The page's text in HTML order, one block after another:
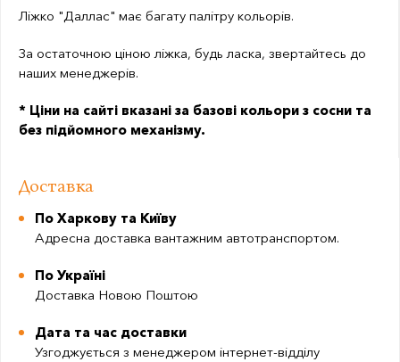
Ліжко "Даллас" має багату палітру кольорів.
За остаточною ціною ліжка, будь ласка, звертайтесь до
наших менеджерів.
* Ціни на сайті вказані за базові кольори з сосни та
без підйомного механізму.
Доставка
По Харкову та Київу
Адресна доставка вантажним автотранспортом.
По Україні
Доставка Новою Поштою
Дата та час доставки
Узгоджується з менеджером інтернет-відділу